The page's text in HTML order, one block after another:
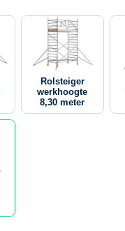
Rolsteiger
werkhoogte
8,30 meter